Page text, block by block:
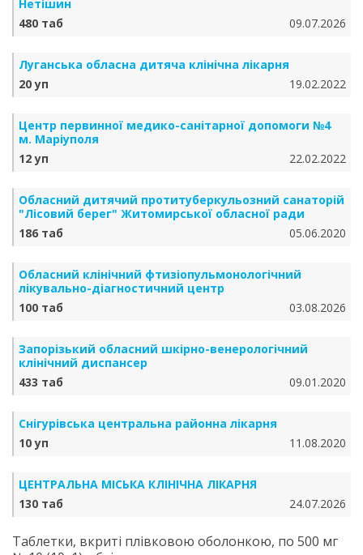
Нетішин
480 таб
09.07.2026
Луганська обласна дитяча клінічна лікарня
20 уп
19.02.2022
Центр первинної медико-санітарної допомоги №4
м. Маріуполя
12 уп
22.02.2022
Обласний дитячий протитуберкульозний санаторій
"Лісовий берег" Житомирської обласної ради
186 таб
05.06.2020
Обласний клінічний фтизіопульмонологічний
лікувально-діагностичний центр
100 таб
03.08.2026
Запорізький обласний шкірно-венерологічний
клінічний диспансер
433 таб
09.01.2020
Снігурівська центральна районна лікарня
10 уп
11.08.2020
ЦЕНТРАЛЬНА МІСЬКА КЛІНІЧНА ЛІКАРНЯ
130 таб
24.07.2026
Таблетки, вкриті плівковою оболонкою, по 500 мг